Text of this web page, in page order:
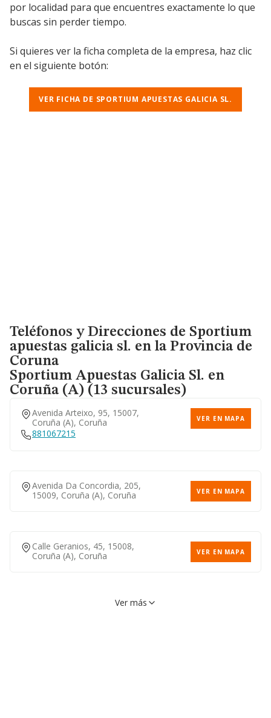
por localidad para que encuentres exactamente lo que
buscas sin perder tiempo.
Si quieres ver la ficha completa de la empresa, haz clic
en el siguiente botón:
VER FICHA DE SPORTIUM APUESTAS GALICIA SL.
Teléfonos y Direcciones de Sportium
apuestas galicia sl. en la Provincia de
Coruna
Sportium Apuestas Galicia Sl. en
Coruña (A) (13 sucursales)
Avenida Arteixo, 95, 15007,
Coruña (a), Coruña
VER EN MAPA
881067215
Avenida Da Concordia, 205,
15009, Coruña (a), Coruña
VER EN MAPA
Calle Geranios, 45, 15008,
Coruña (a), Coruña
VER EN MAPA
Avenida Linares Rivas, 10,
Ver más